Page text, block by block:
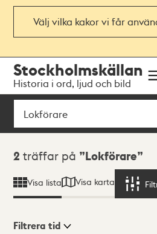
Välj vilka kakor vi får
navigationen
huvudinnehållet
Stockholmskällan
Historia i ord, ljud och bild
Sök
Sökresultat
2 träffar på Lokförare
Visa lista Visa karta
Filtrera tid